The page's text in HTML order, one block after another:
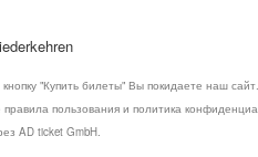
"Купить билеты" Вы покидаете наш сайт.
пользования и политика
AD ticket GmbH.